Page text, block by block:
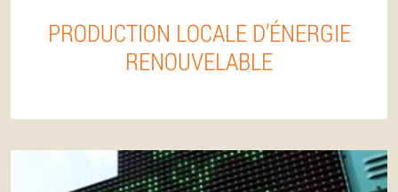
PRODUCTION LOCALE D’ÉNERGIE
RENOUVELABLE